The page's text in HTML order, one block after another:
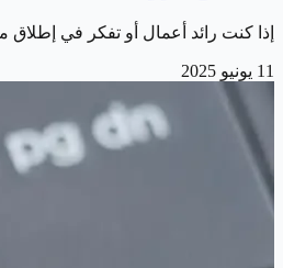
إذا كنت رائد أعمال أو تفكر في
11 يونيو 2025